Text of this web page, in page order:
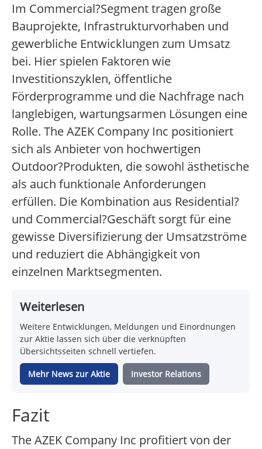
Im Commercial?Segment tragen große
Bauprojekte, Infrastrukturvorhaben und
gewerbliche Entwicklungen zum Umsatz
bei. Hier spielen Faktoren wie
Investitionszyklen, öffentliche
Förderprogramme und die Nachfrage nach
langlebigen, wartungsarmen Lösungen eine
Rolle. The AZEK Company Inc positioniert
sich als Anbieter von hochwertigen
Outdoor?Produkten, die sowohl ästhetische
als auch funktionale Anforderungen
erfüllen. Die Kombination aus Residential?
und Commercial?Geschäft sorgt für eine
gewisse Diversifizierung der Umsatzströme
und reduziert die Abhängigkeit von
einzelnen Marktsegmenten.
Weiterlesen
Weitere Entwicklungen, Meldungen und Einordnungen
zur Aktie lassen sich über die verknüpften
Übersichtsseiten schnell vertiefen.
Mehr News zur Aktie Investor Relations
Fazit
The AZEK Company Inc profitiert von der